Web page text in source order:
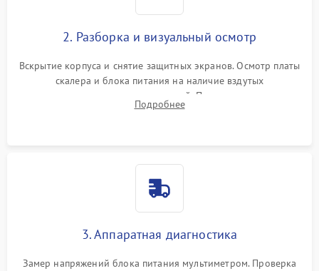
2. Разборка и визуальный осмотр
Вскрытие корпуса и снятие защитных экранов. Осмотр платы
скалера и блока питания на наличие вздутых
конденсаторов, прогаров, окислений. Проверка надежности
контактов и целостности шлейфов матрицы.
Подробнее
3. Аппаратная диагностика
Замер напряжений блока питания мультиметром. Проверка